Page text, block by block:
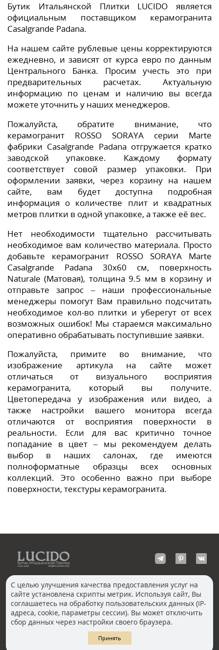
Бутик Итальянской Плитки LUCIDO является
официальным поставщиком керамогранита
Casalgrande Padana.
На нашем сайте рублевые цены корректируются
ежедневно, и зависят от курса евро по данным
Центрального Банка. Просим учесть это при
предварительных расчетах. Актуальную
информацию по ценам и наличию вы всегда
можете уточнить у наших менеджеров.
Пожалуйста, обратите внимание, что
керамогранит ROSSO SORAYA серии Marte
фабрики Casalgrande Padana отгружается кратко
заводской упаковке. Каждому формату
соответствует совой размер упаковки. При
оформлении заявки, через корзину на нашем
сайте, вам будет доступна подробная
информация о количестве плит и квадратных
метров плитки в одной упаковке, а также её вес.
Нет необходимости тщательно рассчитывать
необходимое вам количество материала. Просто
добавьте керамогранит ROSSO SORAYA Marte
Casalgrande Padana 30x60 см, поверхность
Naturale (Матовая), толщина 9.5 мм в корзину и
отправьте запрос – наши профессиональные
менеджеры помогут Вам правильно подсчитать
необходимое кол-во плитки и уберегут от всех
возможных ошибок! Мы стараемся максимально
оперативно обрабатывать поступившие заявки.
Пожалуйста, примите во внимание, что
изображение артикула на сайте может
отличаться от визуального восприятия
керамогранита, который вы получите.
Цветопередача у изображения или видео, а
также настройки вашего монитора всегда
отличаются от восприятия поверхности в
реальности. Если для вас критично точное
попадание в цвет – мы рекомендуем делать
выбор в наших салонах, где имеются
полноформатные образцы всех основных
коллекций. Это особенно важно при выборе
поверхности, текстуры керамогранита.
КОНТАКТЫ
Москва, Пречистенка
Волгоград
Екатеринбург
Казань
Новосибирск
Санкт-Петербург
С целью улучшения качества предоставления услуг на
сайте установлена скрипты метрик. Используя сайт, Вы
соглашаетесь на обработку пользовательских данных (IP-
адреса, cookie, параметры сессии). Вы может отключить
сбор данных через настройки своего браузера.
Принять